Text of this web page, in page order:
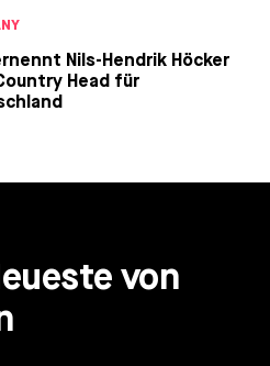
Nils-Hendrik Höcker
Head für
von